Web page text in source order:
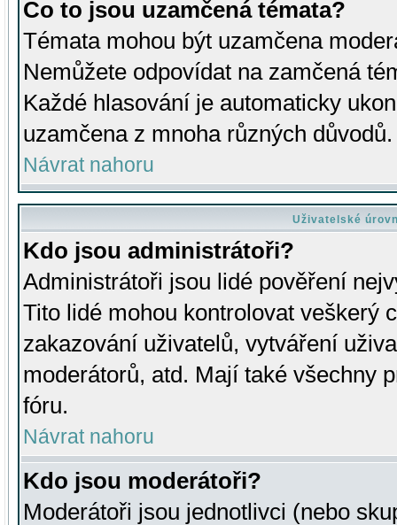
Co to jsou uzamčená témata?
Témata mohou být uzamčena
Nemůžete odpovídat na zamčená
Každé hlasování je automaticky
uzamčena z mnoha různých důvodů.
Návrat nahoru
Uživatelské
Kdo jsou administrátoři?
Administrátoři jsou lidé pověření
Tito lidé mohou kontrolovat veškerý
zakazování uživatelů, vytváření
moderátorů, atd. Mají také všechny
fóru.
Návrat nahoru
Kdo jsou moderátoři?
Moderátoři jsou jednotlivci (nebo